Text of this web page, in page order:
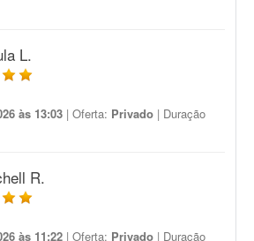
L.
às 13:03 | Oferta: Privado | Duração
R.
às 11:22 | Oferta: Privado | Duração